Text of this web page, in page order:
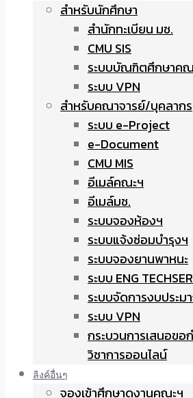
สำหรับนักศึกษา
สำนักทะเบียน มช.
CMU SIS
ระบบบัณฑิตศึกษาค
ระบบ VPN
สำหรับคณาจารย์/บุคลากร
ระบบ e-Project
e-Document
CMU MIS
อีเมล์คณะฯ
อีเมล์มช.
ระบบจองห้องฯ
ระบบแจ้งซ่อมบำรุงฯ
ระบบจองยานพาหนะ
ระบบ ENG
ระบบจัดการงบประม
ระบบ VPN
กระบวนการเสนอข
วิชาการออนไลน์
ลิงค์อื่นๆ
จองเข้าศึกษาดูงานคณะฯ